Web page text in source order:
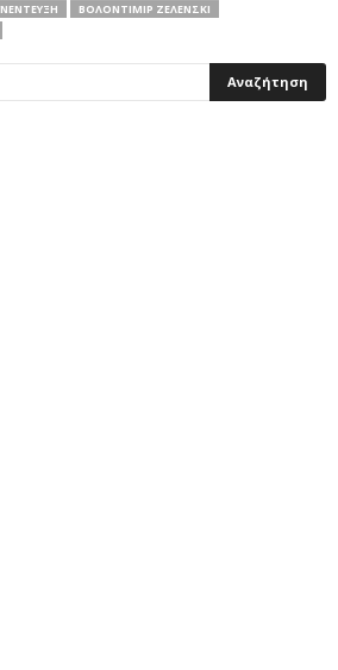
ΒΟΛΟΝΤΙΜΊΡ ΖΕΛΈΝΣΚΙ